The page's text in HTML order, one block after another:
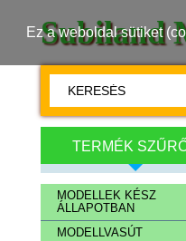
Ez a weboldal sütiket
Subiland
TERMÉK
MODELLEK KÉSZ
ÁLLAPOTBAN
MODELLVASÚT